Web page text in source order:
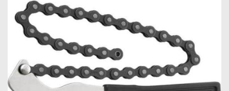
Ferramentas
e
Máquinas
Iluminação
Materiais